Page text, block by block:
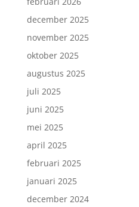
december 2025
november 2025
oktober 2025
augustus 2025
juli 2025
juni 2025
mei 2025
april 2025
februari 2025
januari 2025
december 2024